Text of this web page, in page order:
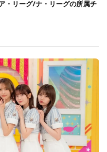
・リーグ/ナ・リーグの所属チ